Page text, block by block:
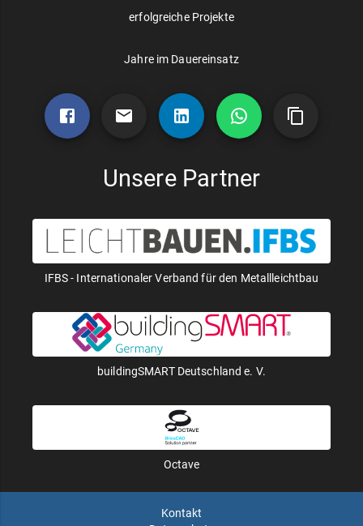
erfolgreiche Projekte
Jahre im Dauereinsatz
Unsere Partner
IFBS - Internationaler Verband für den Metallleichtbau
buildingSMART Deutschland e. V.
Octave
Kontakt